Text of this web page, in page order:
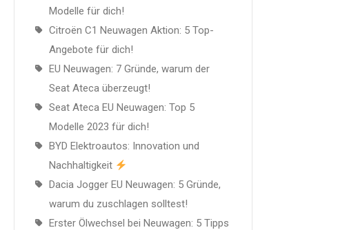
Modelle für dich!
Citroën C1 Neuwagen Aktion: 5 Top-
Angebote für dich!
EU Neuwagen: 7 Gründe, warum der
Seat Ateca überzeugt!
Seat Ateca EU Neuwagen: Top 5
Modelle 2023 für dich!
BYD Elektroautos: Innovation und
Nachhaltigkeit
Dacia Jogger EU Neuwagen: 5 Gründe,
warum du zuschlagen solltest!
Erster Ölwechsel bei Neuwagen: 5 Tipps